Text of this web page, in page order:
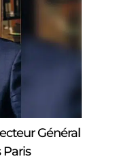
Général
Paris